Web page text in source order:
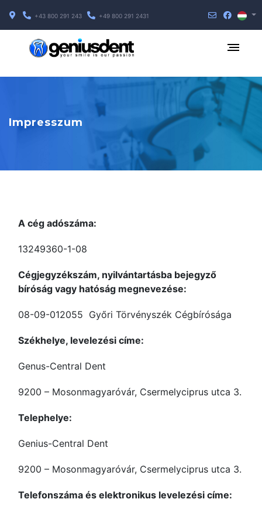
+43 800 291 243 +49 800 291 2431
Impresszum
A cég adószáma:
13249360-1-08
Cégjegyzékszám, nyilvántartásba bejegyző
bíróság vagy hatóság megnevezése:
08-09-012055 Győri Törvényszék Cégbírósága
Székhelye, levelezési címe:
Genus-Central Dent
9200 – Mosonmagyaróvár, Csermelyciprus utca 3.
Telephelye:
Genius-Central Dent
9200 – Mosonmagyaróvár, Csermelyciprus utca 3.
Telefonszáma és elektronikus levelezési címe: